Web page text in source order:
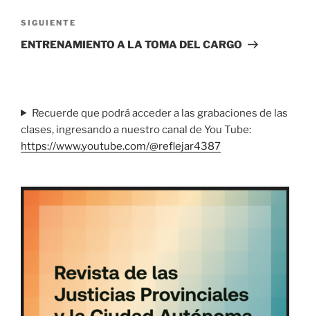
Siguiente
entrada
SIGUIENTE
ENTRENAMIENTO A LA TOMA DEL CARGO
Recuerde que podrá acceder a las grabaciones de las
clases, ingresando a nuestro canal de You Tube:
https://www.youtube.com/@reflejar4387